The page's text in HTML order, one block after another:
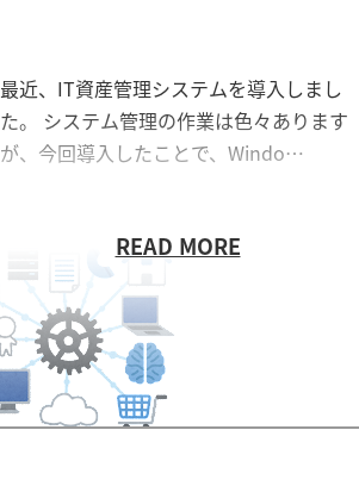
最近、IT資産管理システムを導入しまし
た。 システム管理の作業は色々あります
が、今回導入したことで、Windo…